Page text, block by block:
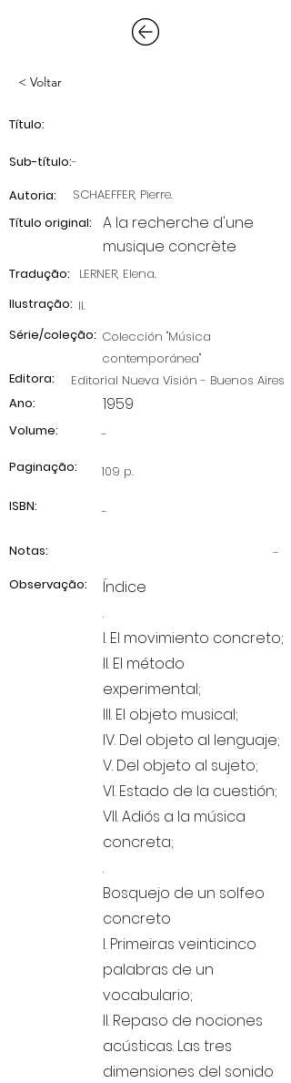
< Voltar
Título:
-
Sub-título:
Autoria:
SCHAEFFER, Pierre.
Título original:
A la recherche d'une
musique concrète
Tradução:
LERNER, Elena.
Ilustração: II.
Série/coleção: Colección "Música
contemporánea"
Editorial Nueva Visión - Buenos Aires
Editora:
1959
Ano:
Volume:
-
Paginação:
109 p.
ISBN:
-
-
Notas:
Observação:
Índice
.
I. El movimiento concreto;
II. El método
experimental;
III. El objeto musical;
IV. Del objeto al lenguaje;
V. Del objeto al sujeto;
VI. Estado de la cuestión;
VII. Adiós a la música
concreta;
.
Bosquejo de un solfeo
concreto
I. Primeiras veinticinco
palabras de un
vocabulario;
II. Repaso de nociones
acústicas. Las tres
dimensiones del sonido